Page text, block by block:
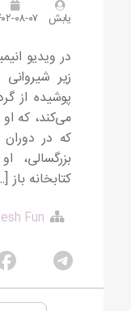
یابش ۱۴۰۲-
در ویدیو
زیر
پوشیده از
می‌کند، که
که در
بزرگسالی،
کتابخانه باز
Fun